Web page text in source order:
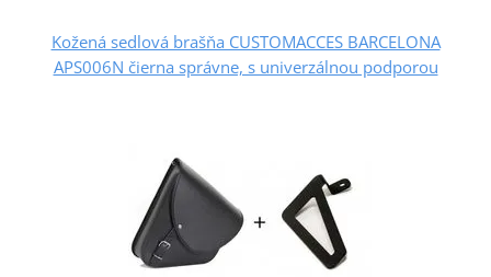
Kožená sedlová brašňa CUSTOMACCES BARCELONA
APS006N čierna správne, s univerzálnou podporou